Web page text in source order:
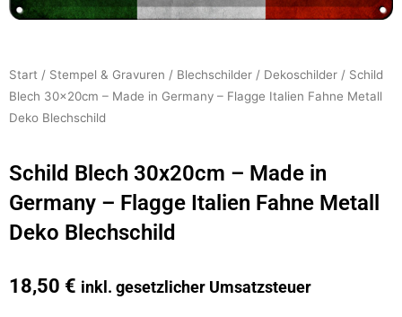
Start / Stempel & Gravuren / Blechschilder / Dekoschilder / Schild
Blech 30x20cm – Made in Germany – Flagge Italien Fahne Metall
Deko Blechschild
Schild Blech 30x20cm – Made in
Germany – Flagge Italien Fahne Metall
Deko Blechschild
18,50 € inkl. gesetzlicher Umsatzsteuer